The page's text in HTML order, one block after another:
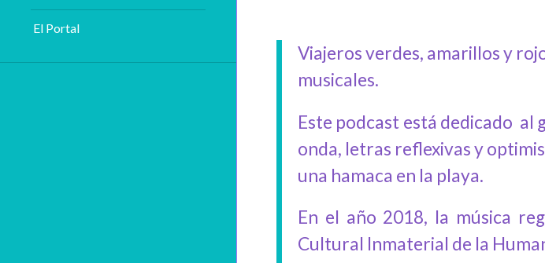
El Portal
Viajeros verdes, amarillos y
musicales.
Este podcast está dedicado al
onda, letras reflexivas y
una hamaca en la playa.
En el año 2018, la música r
Cultural Inmaterial de la